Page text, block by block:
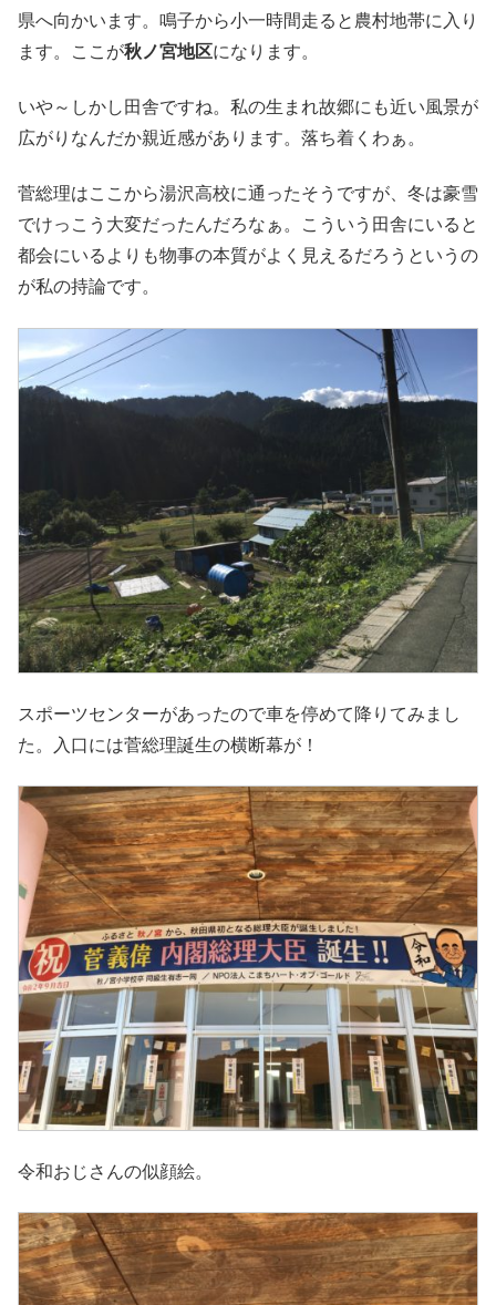
県へ向かいます。鳴子から小一時間走ると農村地帯に入り
ます。ここが秋ノ宮地区になります。
いや～しかし田舎ですね。私の生まれ故郷にも近い風景が
広がりなんだか親近感があります。落ち着くわぁ。
菅総理はここから湯沢高校に通ったそうですが、冬は豪雪
でけっこう大変だったんだろなぁ。こういう田舎にいると
都会にいるよりも物事の本質がよく見えるだろうというの
が私の持論です。
スポーツセンターがあったので車を停めて降りてみまし
た。入口には菅総理誕生の横断幕が！
令和おじさんの似顔絵。